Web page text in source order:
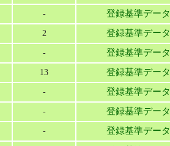
-
登録基準データ
2
登録基準データ
-
登録基準データ
13
登録基準データ
-
登録基準データ
-
登録基準データ
-
登録基準データ